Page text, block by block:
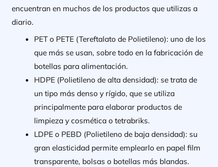
encuentran en muchos de los productos que utilizas a
diario.
PET o PETE (Tereftalato de Polietileno): uno de los
que más se usan, sobre todo en la fabricación de
botellas para alimentación.
HDPE (Polietileno de alta densidad): se trata de
un tipo más denso y rígido, que se utiliza
principalmente para elaborar productos de
limpieza y cosmética o tetrabriks.
LDPE o PEBD (Polietileno de baja densidad): su
gran elasticidad permite emplearlo en papel film
transparente, bolsas o botellas más blandas.